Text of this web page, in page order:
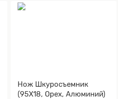
Нож Шкуросъемник
(95Х18, Орех, Алюминий)